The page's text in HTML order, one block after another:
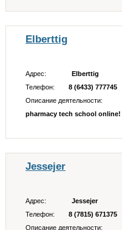
Elberttig
Адрес:
Elberttig
Телефон:
8 (6433) 777745
Описание деятельности:
pharmacy tech school online!
Jessejer
Адрес:
Jessejer
Телефон:
8 (7815) 671375
Описание деятельности: